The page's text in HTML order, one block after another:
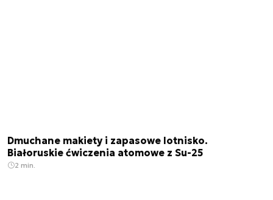
Dmuchane makiety i zapasowe lotnisko.
Białoruskie ćwiczenia atomowe z Su-25
2 min.